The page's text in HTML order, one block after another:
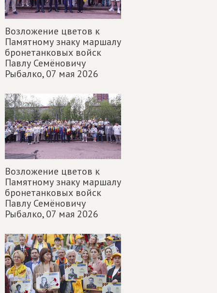
Возложение цветов к
Памятному знаку маршалу
бронетанковых войск
Павлу Семёновичу
Рыбалко,07 мая 2026
Возложение цветов к
Памятному знаку маршалу
бронетанковых войск
Павлу Семёновичу
Рыбалко,07 мая 2026